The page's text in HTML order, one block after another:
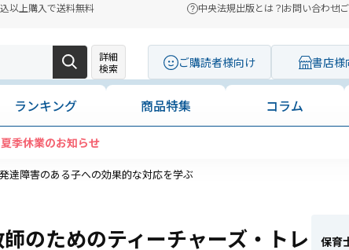
以上購入で送料無料 中央法規出版とは？お問い合わせ
詳細
検索
ご購読者様向け 書店様
ランキング 商品特集 コラム
夏季休業のお知らせ
障害のある子への効果的な対応を学ぶ
のためのティーチャーズ・トレ
保育